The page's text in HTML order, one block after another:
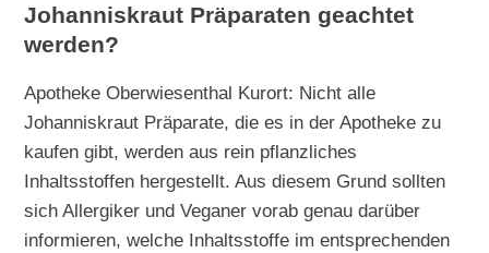
Johanniskraut Präparaten geachtet
werden?
Apotheke Oberwiesenthal Kurort: Nicht alle
Johanniskraut Präparate, die es in der Apotheke zu
kaufen gibt, werden aus rein pflanzliches
Inhaltsstoffen hergestellt. Aus diesem Grund sollten
sich Allergiker und Veganer vorab genau darüber
informieren, welche Inhaltsstoffe im entsprechenden